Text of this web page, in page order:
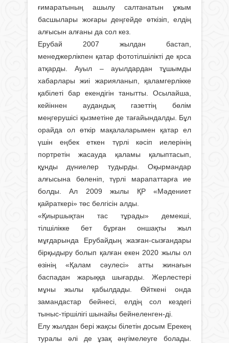
ғимаратының ашылу салтанатын ұжым
басшылары жоғары деңгейде өткізіп, елдің
алғысын алғаны да сол кез.
Ерубай 2007 жылдан бастап,
менеджерлікпен қа­тар фототілшілікті де қоса
атқарды. Ауыл – ауылдардан тұшымды
хабарлары жиі жарияланып, қаламгерлікке
қабілеті бар екендігін танытты. Осылайша,
кейіннен аудандық газеттің бөлім
меңгерушісі қызметіне де тағайындалды. Бұл
орайда ол өткір мақалаларымен қатар ел
үшін еңбек еткен түрлі кәсіп иелерінің
портретін жасауда қаламы қалыптасып,
құнды дүниелер тудырды. Оқырмандар
алғысына бөленіп, түрлі марапаттарға ие
болды. Ал 2009 жылы ҚР «Мәдениет
қайраткері» төс белгісін алды.
«Қиыршықтан тас тұрады» демекші,
тілшілікке бет бұрған оншақты жыл
мұғдарында Ерубайдың жазған-сызғандары
бірқыдыру болып қалған екен 2020 жылы ол
өзінің «Қалам сәулесі» атты жинағын
баспадан жарыққа шығарды. Жерлестері
мұны жылы қабылдады. Өйткені онда
замандастар бейнесі, елдің сол кездегі
тыныс-тіршілігі шынайы бейнеленген-ді.
Елу жылдан бері жақсы білетін досым Ерекең
туралы әлі де ұзақ әңгімелеуге болады.